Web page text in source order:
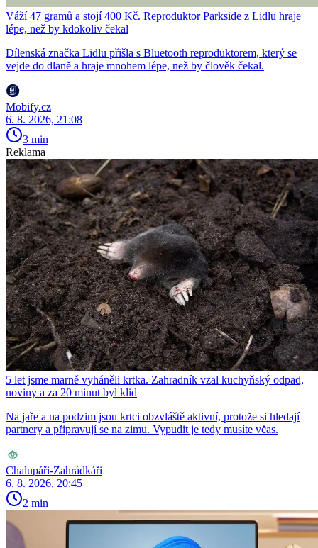
Váží 47 gramů a stojí 400 Kč. Reproduktor Parkside z Lidlu hraje
lépe, než by kdokoliv čekal
Dílenská značka Lidlu přišla s Bluetooth reproduktorem, který se
vejde do dlaně a hraje mnohem lépe, než by člověk čekal.
Mobify.cz
6. 8. 2026, 21:08
3 min
Reklama
5 let jsme marně vyháněli krtka. Zahradník vzal kuchyňský odpad,
noviny a za 20 minut byl klid
Na jaře a na podzim jsou krtci obzvláště aktivní, protože si hledají
partnery a připravují se na zimu. Vypudit je tedy musíte včas.
Chalupáři-Zahrádkáři
6. 8. 2026, 20:45
2 min